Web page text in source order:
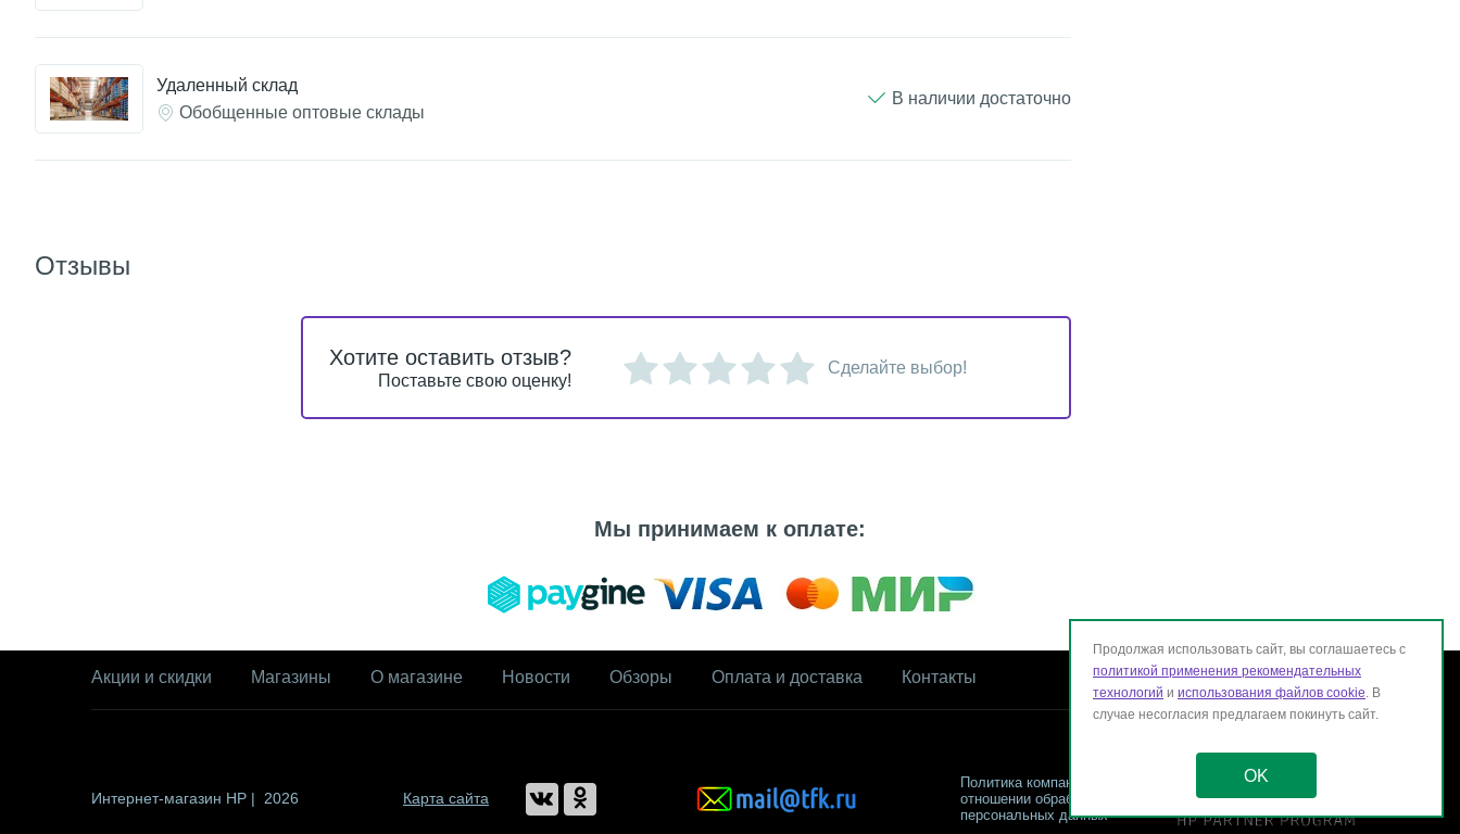
Удаленный склад
Обобщенные оптовые склады
В наличии достаточно
Отзывы
Хотите оставить отзыв?
Поставьте свою оценку!
Сделайте выбор!
Мы принимаем к оплате:
Акции и скидки Магазины О магазине Новости Обзоры Оплата и доставка Контакты
Интернет-магазин HP | 2026 Карта сайта
Политика компании в
отношении обработки
персональных данных
Продолжая использовать сайт, вы соглашаетесь с
политикой применения рекомендательных
технологий и использования файлов cookie. В
случае несогласия предлагаем покинуть сайт.
OK